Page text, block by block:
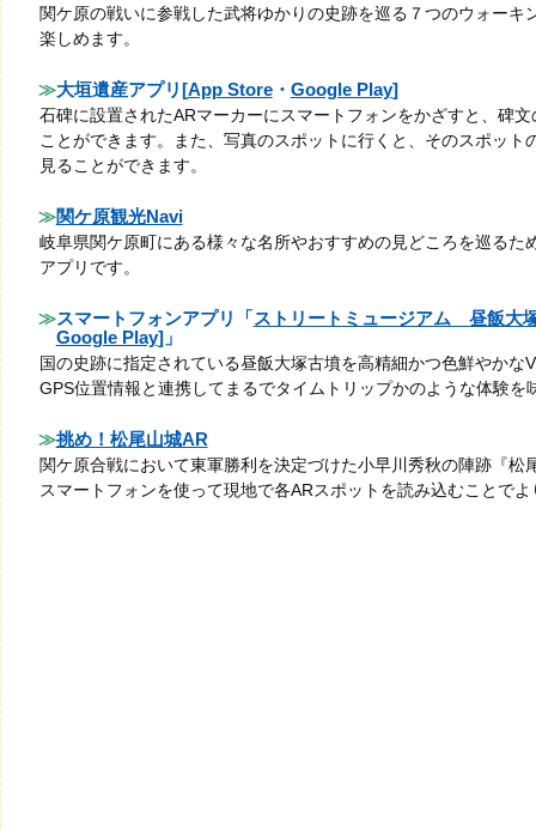
関ケ原の戦いに参戦した武将ゆかりの史跡を巡る７つのウォーキ
楽しめます。
大垣遺産アプリ[App Store・ Google Play]
石碑に設置されたARマーカーにスマートフォンをかざすと、碑
ことができます。また、写真のスポットに行くと、そのスポット
見ることができます。
関ケ原観光Navi
岐阜県関ケ原町にある様々な名所やおすすめの見どころを巡るた
アプリです。
スマートフォンアプリ「ストリートミュージアム 昼飯大
Google Play]」
国の史跡に指定されている昼飯大塚古墳を高精細かつ色鮮やかな
GPS位置情報と連携してまるでタイムトリップかのような体験を
挑め！松尾山城AR
関ケ原合戦において東軍勝利を決定づけた小早川秀秋の陣跡『松
スマートフォンを使って現地で各ARスポットを読み込むことで